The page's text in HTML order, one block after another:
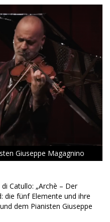
Giuseppe Magagnino
Catullo: „Archè – Der
die fünf Elemente und ihre
dem Pianisten Giuseppe